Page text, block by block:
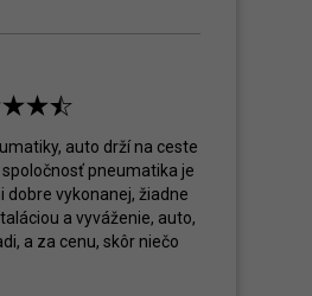
auto drží na ceste
spoločnosť pneumatika je
dobre vykonanej, žiadne
a vyváženie, auto,
a za cenu, skôr niečo